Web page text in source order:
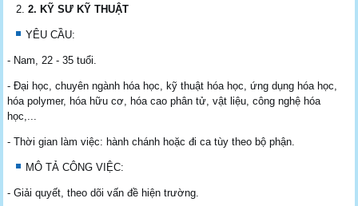
2. KỸ SƯ KỸ THUẬT
YÊU CẦU:
- Nam, 22 - 35 tuổi.
- Đại học, chuyên ngành hóa học, kỹ thuật hóa học, ứng dụng hóa học,
hóa polymer, hóa hữu cơ, hóa cao phân tử, vật liệu, công nghệ hóa
học,...
- Thời gian làm việc: hành chánh hoặc đi ca tùy theo bộ phận.
MÔ TẢ CÔNG VIỆC:
- Giải quyết, theo dõi vấn đề hiện trường.